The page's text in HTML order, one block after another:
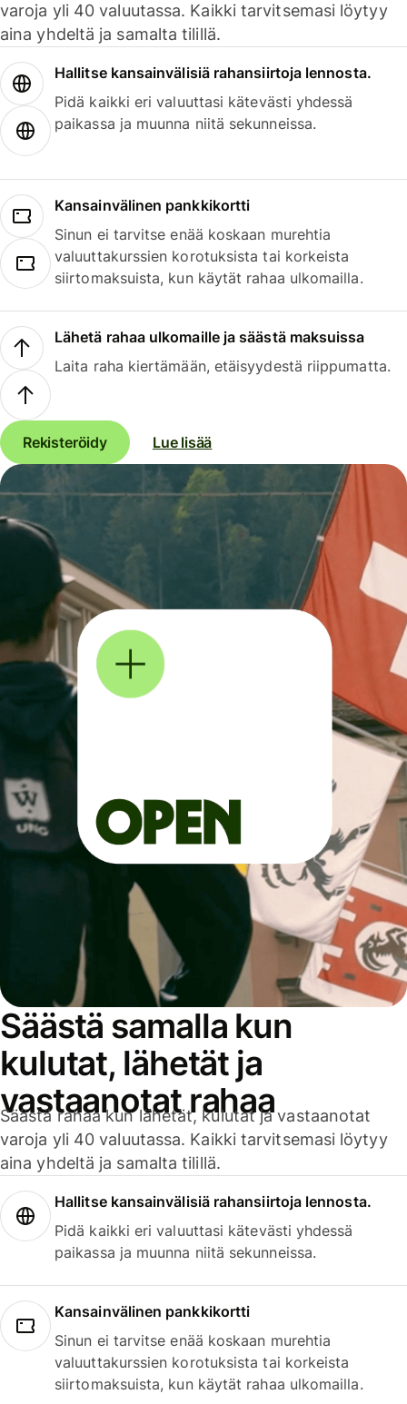
varoja yli 40 valuutassa. Kaikki tarvitsemasi löytyy
aina yhdeltä ja samalta tilillä.
Hallitse kansainvälisiä rahansiirtoja lennosta.
Pidä kaikki eri valuuttasi kätevästi yhdessä
paikassa ja muunna niitä sekunneissa.
Kansainvälinen pankkikortti
Sinun ei tarvitse enää koskaan murehtia
valuuttakurssien korotuksista tai korkeista
siirtomaksuista, kun käytät rahaa ulkomailla.
Lähetä rahaa ulkomaille ja säästä maksuissa
Laita raha kiertämään, etäisyydestä riippumatta.
Rekisteröidy Lue lisää
Säästä samalla kun
kulutat, lähetät ja
vastaanotat rahaa
Säästä rahaa kun lähetät, kulutat ja vastaanotat
varoja yli 40 valuutassa. Kaikki tarvitsemasi löytyy
aina yhdeltä ja samalta tilillä.
Hallitse kansainvälisiä rahansiirtoja lennosta.
Pidä kaikki eri valuuttasi kätevästi yhdessä
paikassa ja muunna niitä sekunneissa.
Kansainvälinen pankkikortti
Sinun ei tarvitse enää koskaan murehtia
valuuttakurssien korotuksista tai korkeista
siirtomaksuista, kun käytät rahaa ulkomailla.